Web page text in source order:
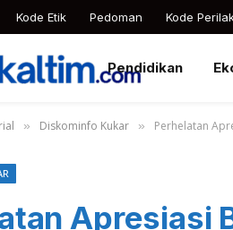
Kode Etik Pedoman Kode
Pendidikan
» Diskominfo Kukar » Perhelatan
Apresiasi